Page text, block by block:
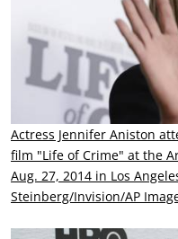
Actress Jennifer Aniston
film "Life of Crime" at the
Aug. 27, 2014 in Los
Steinberg/Invision/AP